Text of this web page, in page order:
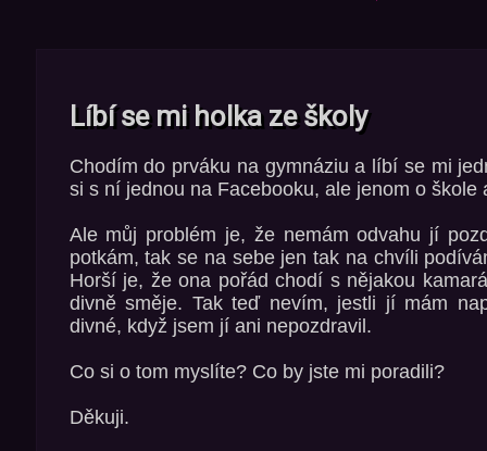
Líbí se mi holka ze školy
Chodím do prváku na gymnáziu a líbí se mi
si s ní jednou na Facebooku, ale jenom o škole
Ale můj problém je, že nemám odvahu jí
potkám, tak se na sebe jen tak na chvíli
Horší je, že ona pořád chodí s nějakou
divně směje. Tak teď nevím, jestli jí mám
divné, když jsem jí ani nepozdravil.
Co si o tom myslíte? Co by jste mi poradili?
Děkuji.